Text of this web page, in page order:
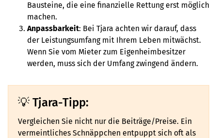
Bausteine, die eine finanzielle Rettung erst möglich
machen.
Anpassbarkeit: Bei Tjara achten wir darauf, dass
der Leistungsumfang mit Ihrem Leben mitwächst.
Wenn Sie vom Mieter zum Eigenheimbesitzer
werden, muss sich der Umfang zwingend ändern.
Tjara-Tipp:
Vergleichen Sie nicht nur die Beiträge/Preise. Ein
vermeintliches Schnäppchen entpuppt sich oft als